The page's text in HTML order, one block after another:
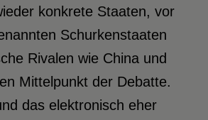
konkrete Staaten, vor
Schurkenstaaten
Rivalen wie China und
Mittelpunkt der Debatte.
das elektronisch eher